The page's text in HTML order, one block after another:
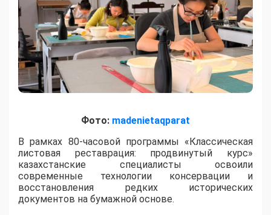
Фото: madenietaqparat
​В рамках 80-часовой программы «Классическая
листовая реставрация: продвинутый курс»
казахстанские специалисты освоили
современные технологии консервации и
восстановления редких исторических
документов на бумажной основе.